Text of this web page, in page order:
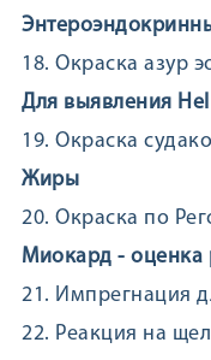
18. Окраска азур
Для выявления
19. Окраска
Жиры
20. Окраска по
Миокард - оценка
21. Импрегнация
22. Реакция на